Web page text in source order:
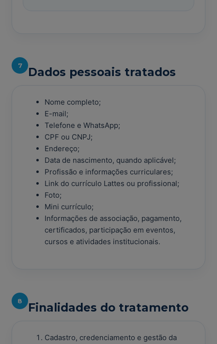
7 Dados pessoais tratados
Nome completo;
E-mail;
Telefone e WhatsApp;
CPF ou CNPJ;
Endereço;
Data de nascimento, quando aplicável;
Profissão e informações curriculares;
Link do currículo Lattes ou profissional;
Foto;
Mini currículo;
Informações de associação, pagamento,
certificados, participação em eventos,
cursos e atividades institucionais.
8 Finalidades do tratamento
Cadastro, credenciamento e gestão da